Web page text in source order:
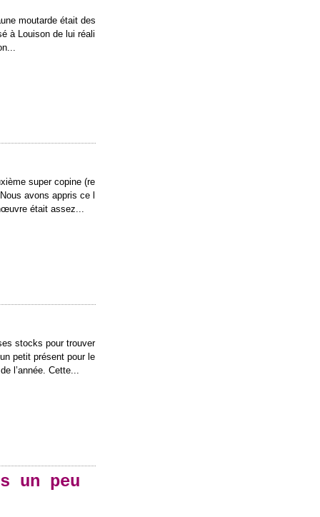
moutarde était des
à Louison de lui réali
super copine (re
avons appris ce l
était assez...
stocks pour trouver
petit présent pour le
l’année. Cette...
un peu